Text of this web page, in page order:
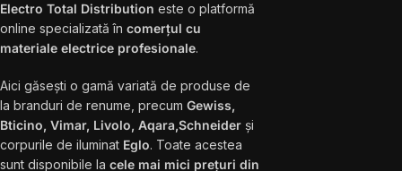
Electro Total Distribution este o platformă
online specializată în comerțul cu
materiale electrice profesionale.
Aici găsești o gamă variată de produse de
la branduri de renume, precum Gewiss,
Bticino, Vimar, Livolo, Aqara,Schneider și
corpurile de iluminat Eglo. Toate acestea
sunt disponibile la cele mai mici prețuri din